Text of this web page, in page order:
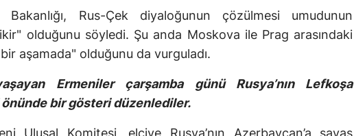
Bakanlığı, Rus-Çek diyaloğunun çözülmesi umudunun
olduğunu söyledi. Şu anda Moskova ile Prag arasındaki
aşamada" olduğunu da vurguladı.
yaşayan Ermeniler çarşamba günü Rusya’nın Lefkoşa
bir gösteri düzenlediler.
Ulusal Komitesi, elçiye Rusya’nın Azerbaycan’a savaş